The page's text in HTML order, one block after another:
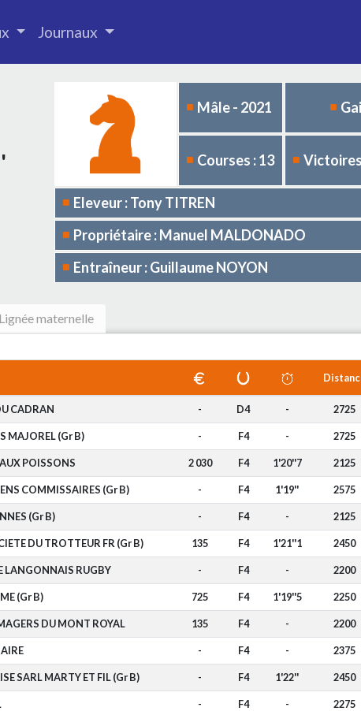
Journaux
Mâle - 2021
Courses : 13
Eleveur : Tony TITREN
Propriétaire : Manuel MALDONADO
Entraîneur : Guillaume NOYON
Lignée maternelle
CADRAN - D4 - 2725
MAJOREL (Gr B) - F4 - 2725
POISSONS 2 030 F4 1'20''7 2125
COMMISSAIRES (Gr B) - F4 1'19'' 2575
(Gr B) - F4 - 2125
DU TROTTEUR FR (Gr B) 135 F4 1'21''1 2450
LANGONNAIS RUGBY - F4 - 2200
(Gr B) 725 F4 1'19''5 2250
DU MONT ROYAL 135 F4 - 2200
- F4 - 2375
SARL MARTY ET FIL (Gr B) - F4 1'22'' 2450
- F4 - 2275